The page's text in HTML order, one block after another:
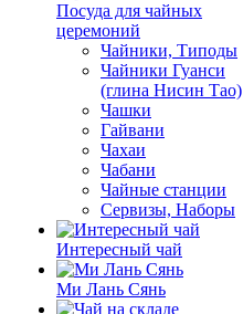
Посуда для чайных
церемоний
Чайники, Типоды
Чайники Гуанси
(глина Нисин Тао)
Чашки
Гайвани
Чахаи
Чабани
Чайные станции
Сервизы, Наборы
Интересный чай
Ми Лань Сянь